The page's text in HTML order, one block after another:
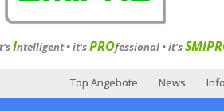
Intelligent•it'sPROfessional•it's
Top Angebote News